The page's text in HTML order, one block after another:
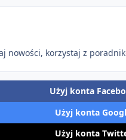
nowości, korzystaj z
Użyj konta
Użyj konta
Użyj konta